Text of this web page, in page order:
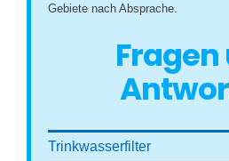
Gebiete nach Absprache.
Fragen
Trinkwasserfilter